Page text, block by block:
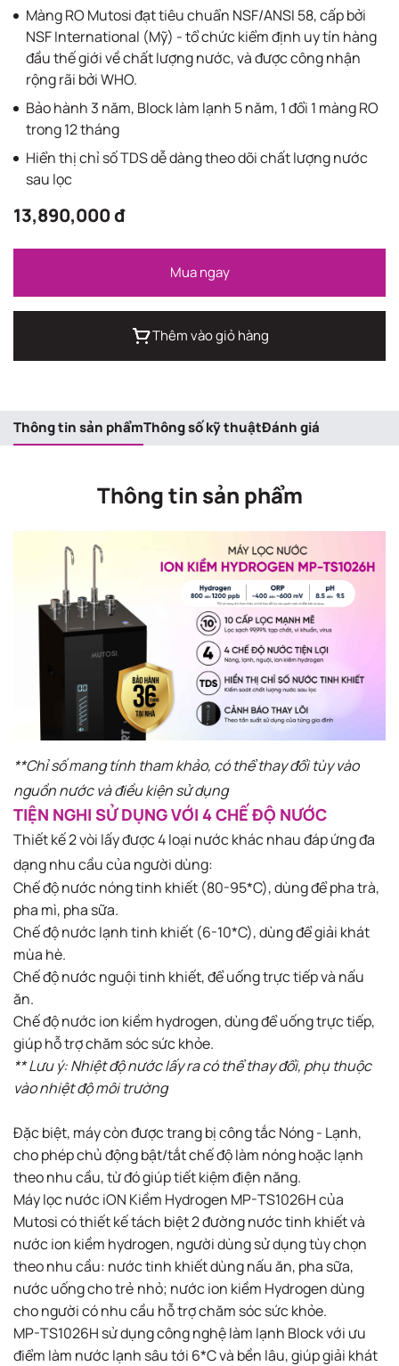
Màng RO Mutosi đạt tiêu chuẩn NSF/ANSI 58, cấp bởi
NSF International (Mỹ) - tổ chức kiểm định uy tín hàng
đầu thế giới về chất lượng nước, và được công nhận
rộng rãi bởi WHO.
Bảo hành 3 năm, Block làm lạnh 5 năm, 1 đổi 1 màng RO
trong 12 tháng
Hiển thị chỉ số TDS dễ dàng theo dõi chất lượng nước
sau lọc
13,890,000 đ
Mua ngay
Thêm vào giỏ hàng
Thông tin sản phẩmThông số kỹ thuậtĐánh giá
Thông tin sản phẩm
*​*Chỉ số mang tính tham khảo, có thể thay đổi tùy vào
nguồn nước và điều kiện sử dụng
TIỆN NGHI SỬ DỤNG VỚI 4 CHẾ ĐỘ NƯỚC​
Thiết kế 2 vòi lấy được 4 loại nước khác nhau đáp ứng đa
dạng nhu cầu của người dùng:​
Chế độ nước nóng tinh khiết (80-95*C), dùng để pha trà,
pha mì, pha sữa.
Chế độ nước lạnh tinh khiết (6-10*C), dùng để giải khát
mùa hè​.
Chế độ nước nguội tinh khiết, để uống trực tiếp và nấu
ăn. ​
Chế độ nước ion kiềm hydrogen, dùng để uống trực tiếp,
giúp hỗ trợ chăm sóc sức khỏe.​
** Lưu ý: Nhiệt độ nước lấy ra có thể thay đổi, phụ thuộc
vào nhiệt độ môi trường
Đặc biệt, máy còn được trang bị công tắc Nóng - Lạnh,
cho phép chủ động bật/tắt chế độ làm nóng hoặc lạnh
theo nhu cầu, từ đó giúp tiết kiệm điện năng.​​
Máy lọc nước iON Kiềm Hydrogen MP-TS1026H của
Mutosi có thiết kế tách biệt 2 đường nước tinh khiết và
nước ion kiềm hydrogen, người dùng sử dụng tùy chọn
theo nhu cầu: nước tinh khiết dùng nấu ăn, pha sữa,
nước uống cho trẻ nhỏ; nước ion kiềm Hydrogen dùng
cho người có nhu cầu hỗ trợ chăm sóc sức khỏe.​
MP-TS1026H sử dụng công nghệ làm lạnh Block với ưu
điểm làm nước lạnh sâu tới 6*C và bền lâu, giúp giải khát